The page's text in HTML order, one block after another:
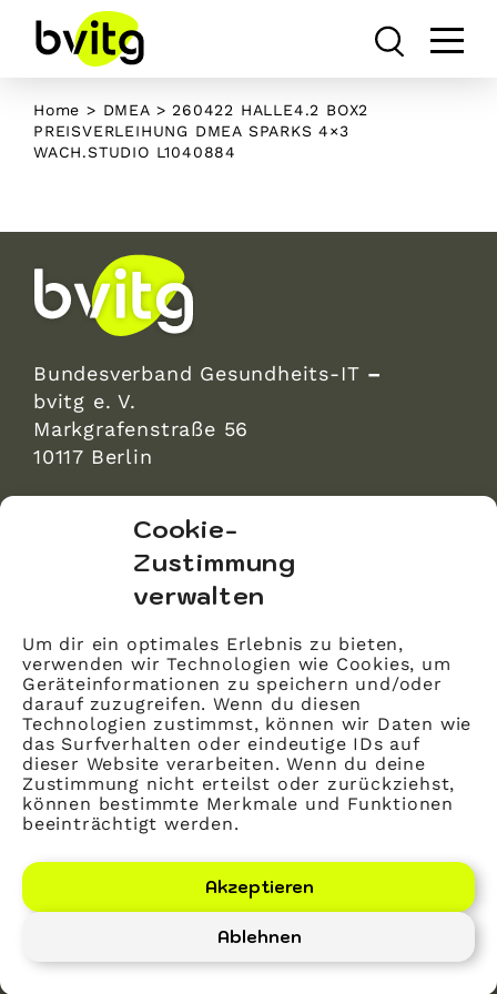
Cookie-
Zustimmung
verwalten
Um dir ein optimales Erlebnis zu bieten,
verwenden wir Technologien wie Cookies, um
Geräteinformationen zu speichern und/oder
darauf zuzugreifen. Wenn du diesen
Technologien zustimmst, können wir Daten wie
das Surfverhalten oder eindeutige IDs auf
dieser Website verarbeiten. Wenn du deine
Zustimmung nicht erteilst oder zurückziehst,
können bestimmte Merkmale und Funktionen
beeinträchtigt werden.
Akzeptieren
Ablehnen
content
Home > DMEA>260422 HALLE4.2 BOX2
PREISVERLEIHUNG DMEA SPARKS 4×3
WACH.STUDIO L1040884
Bundesverband Gesundheits-IT –
bvitg e. V.
Markgrafenstraße 56
10117 Berlin
Markgrafenstraße 56
10117 Berlin
Impressum
Kontakt
Datenschutz
Mitglied werden
LinkedIn
YouTube
Bundesverband Gesundheits-IT – bvitg e. V.
2026©